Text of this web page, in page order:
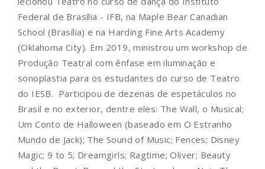
Federal de Brasília - IFB, na Maple Bear Canadian
School (Brasília) e na Harding Fine Arts Academy
(Oklahoma City). Em 2019, ministrou um workshop de
Produção Teatral com ênfase em iluminação e
sonoplastia para os estudantes do curso de Teatro
do IESB. Participou de dezenas de espetáculos no
Brasil e no exterior, dentre eles: The Wall, o Musical;
Um Conto de Halloween (baseado em O Estranho
Mundo de Jack); The Sound of Music; Fences; Disney
Magic; 9 to 5; Dreamgirls; Ragtime; Oliver; Beauty